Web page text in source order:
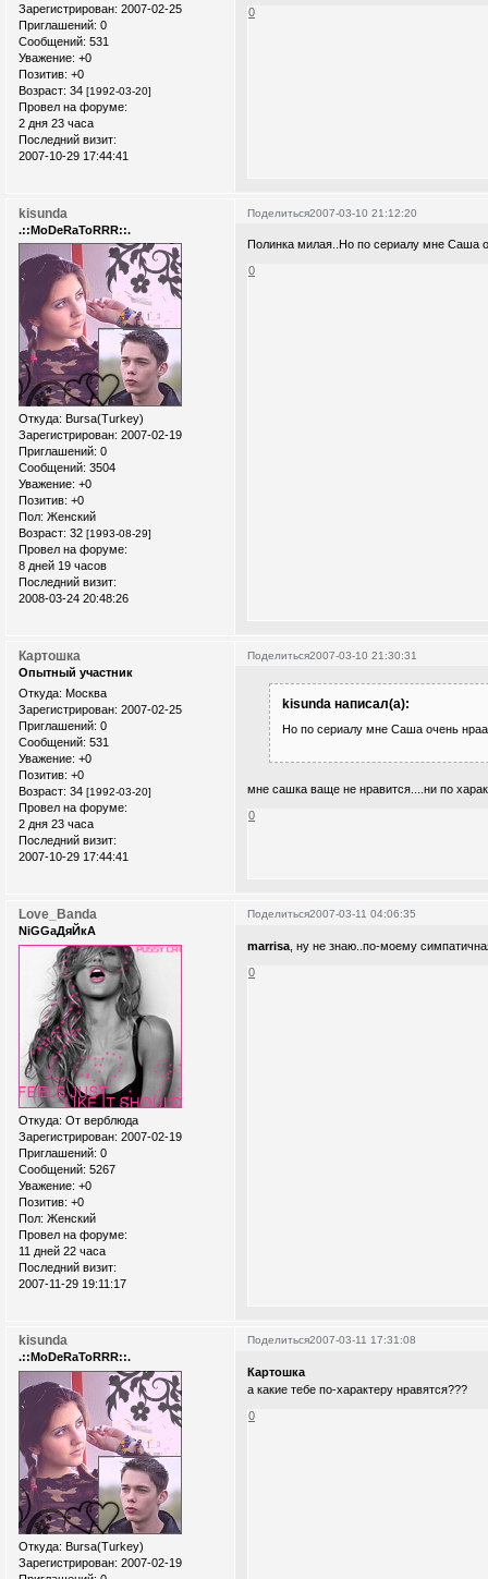
Зарегистрирован: 2007-02-25
Приглашений: 0
Сообщений: 531
Уважение: +0
Позитив: +0
Возраст: 34 [1992-03-20]
Провел на форуме:
2 дня 23 часа
Последний визит:
2007-10-29 17:44:41
0
Поделиться2007-03-10 21:12:20
kisunda
.::MoDeRaToRRR::.
Откуда: Bursa(Turkey)
Зарегистрирован: 2007-02-19
Приглашений: 0
Сообщений: 3504
Уважение: +0
Позитив: +0
Пол: Женский
Возраст: 32 [1993-08-29]
Провел на форуме:
8 дней 19 часов
Последний визит:
2008-03-24 20:48:26
Полинка милая..Но по сериалу мне Саша
0
Поделиться2007-03-10 21:30:31
Картошка
Опытный участник
Откуда: Москва
Зарегистрирован: 2007-02-25
Приглашений: 0
Сообщений: 531
Уважение: +0
Позитив: +0
Возраст: 34 [1992-03-20]
Провел на форуме:
2 дня 23 часа
Последний визит:
2007-10-29 17:44:41
kisunda написал(а):
Но по сериалу мне Саша очень
мне сашка ваще не нравится....ни по
0
Поделиться2007-03-11 04:06:35
Love_Banda
NiGGaДяЙкА
Откуда: От верблюда
Зарегистрирован: 2007-02-19
Приглашений: 0
Сообщений: 5267
Уважение: +0
Позитив: +0
Пол: Женский
Провел на форуме:
11 дней 22 часа
Последний визит:
2007-11-29 19:11:17
marrisa , ну не знаю..по-моему
0
Поделиться2007-03-11 17:31:08
kisunda
.::MoDeRaToRRR::.
Откуда: Bursa(Turkey)
Зарегистрирован: 2007-02-19
Картошка
а какие тебе по-характеру нравятся???
0